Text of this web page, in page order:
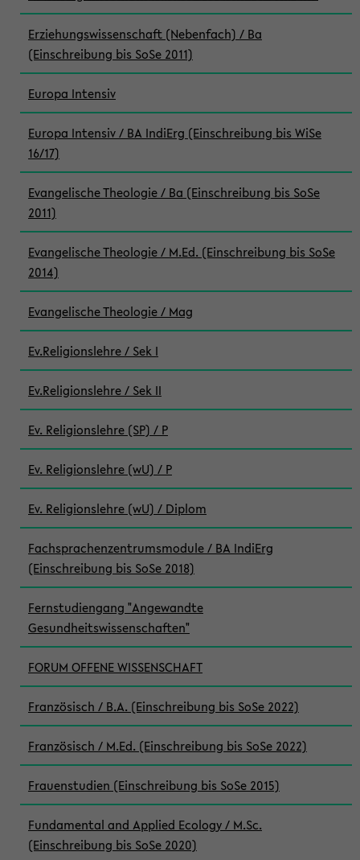
Erziehungswissenschaft (Nebenfach) / Ba
(Einschreibung bis SoSe 2011)
Europa Intensiv
Europa Intensiv / BA IndiErg (Einschreibung bis WiSe
16/17)
Evangelische Theologie / Ba (Einschreibung bis SoSe
2011)
Evangelische Theologie / M.Ed. (Einschreibung bis SoSe
2014)
Evangelische Theologie / Mag
Ev.Religionslehre / Sek I
Ev.Religionslehre / Sek II
Ev. Religionslehre (SP) / P
Ev. Religionslehre (wU) / P
Ev. Religionslehre (wU) / Diplom
Fachsprachenzentrumsmodule / BA IndiErg
(Einschreibung bis SoSe 2018)
Fernstudiengang "Angewandte
Gesundheitswissenschaften"
FORUM OFFENE WISSENSCHAFT
Französisch / B.A. (Einschreibung bis SoSe 2022)
Französisch / M.Ed. (Einschreibung bis SoSe 2022)
Frauenstudien (Einschreibung bis SoSe 2015)
Fundamental and Applied Ecology / M.Sc.
(Einschreibung bis SoSe 2020)